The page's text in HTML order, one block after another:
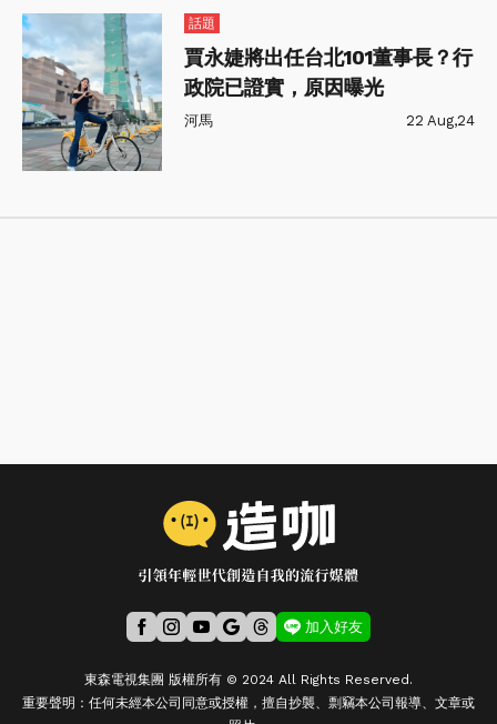
話題
賈永婕將出任台北101董事長？行
政院已證實，原因曝光
河馬 22 Aug,24
加入好友
東森電視集團 版權所有 © 2024 All Rights Reserved.
重要聲明：任何未經本公司同意或授權，擅自抄襲、剽竊本公司報導、文章或